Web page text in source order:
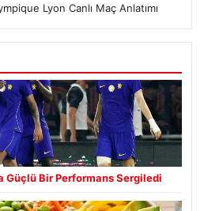
Lyon Canlı Maç Anlatımı
Güçlü Bir Performans Sergiledi